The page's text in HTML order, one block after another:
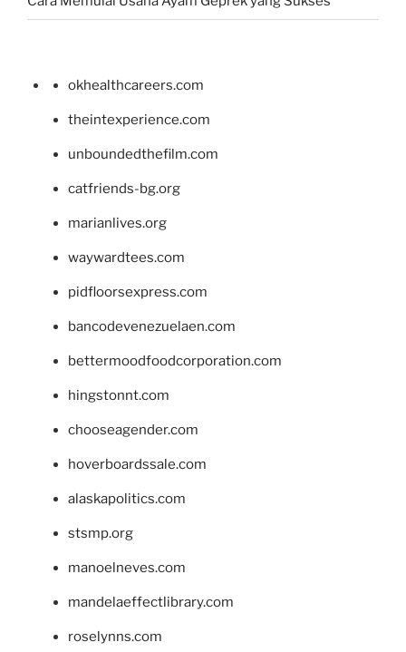
okhealthcareers.com
theintexperience.com
unboundedthefilm.com
catfriends-bg.org
marianlives.org
waywardtees.com
pidfloorsexpress.com
bancodevenezuelaen.com
bettermoodfoodcorporation.com
hingstonnt.com
chooseagender.com
hoverboardssale.com
alaskapolitics.com
stsmp.org
manoelneves.com
mandelaeffectlibrary.com
roselynns.com